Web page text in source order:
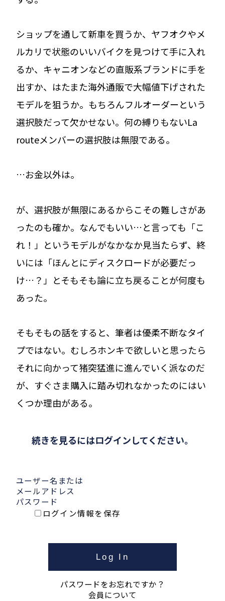
ショップを通して新車を買うか、ヤフオクやメ
ルカリで状態のいいバイクを見つけて手に入れ
るか、キャニオンなどの直販系ブランドに手を
出すか、はたまた海外通販で大幅値下げされた
モデルを狙うか。もちろんフルオーダーという
選択肢だって欠かせない。何の縛りもないLa
routeメンバーの選択肢は無限である。
…お金以外は。
が、選択肢が無限にあるからこその難しさがあ
ったのも確か。なんでもいい…と言っても「こ
れ！」というモデルがなかなか見当たらず、終
いには「ほんとにディスクロードが必要だっ
け…？」とそもそも論に立ち戻ることが何度も
あった。
そもそもの話をすると、筆者は優柔不断なタイ
プではない。むしろホンキで欲しいと思ったら
それに向かって猪突猛進に進んでいく派なのだ
が、すぐさま購入に踏み切れなかったのにはい
くつか理由がある。
続きを見るにはログインしてください。
ユーザー名または
メールアドレス
パスワード
ログイン情報を保存
パスワードをお忘れですか？
会員について